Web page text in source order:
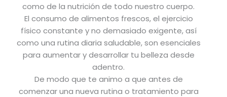
como de la nutrición de todo nuestro cuerpo.
El consumo de alimentos frescos, el ejercicio
físico constante y no demasiado exigente, así
como una rutina diaria saludable, son esenciales
para aumentar y desarrollar tu belleza desde
adentro.
De modo que te animo a que antes de
comenzar una nueva rutina o tratamiento para